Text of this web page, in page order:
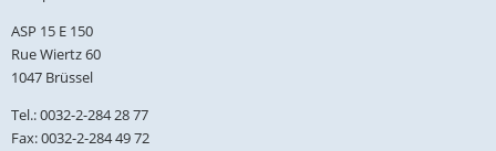
ASP 15 E 150
Rue Wiertz 60
1047 Brüssel
Tel.: 0032-2-284 28 77
Fax: 0032-2-284 49 72